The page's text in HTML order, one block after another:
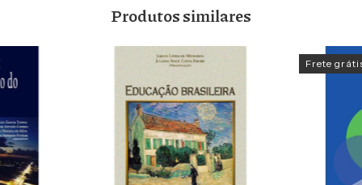
Produtos similares
Frete